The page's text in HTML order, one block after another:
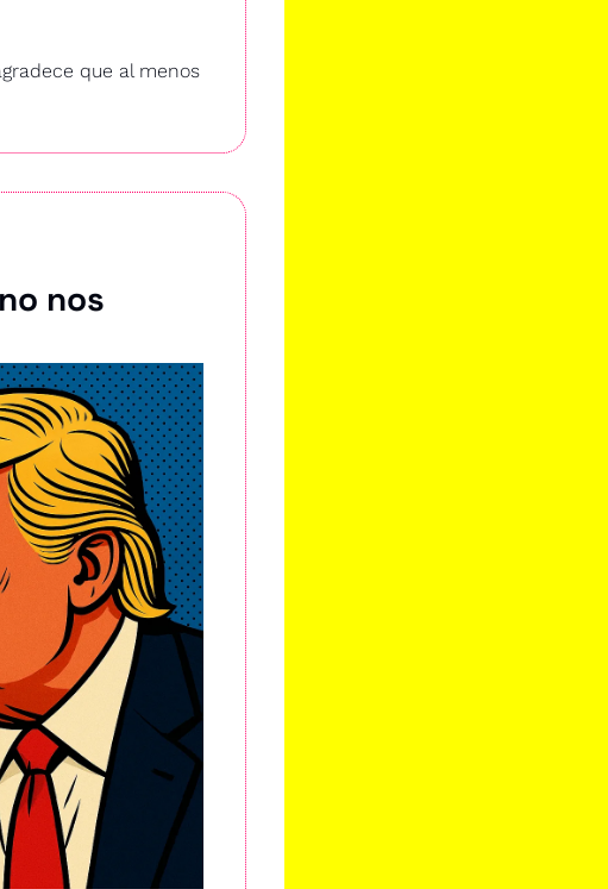
que al menos
nos